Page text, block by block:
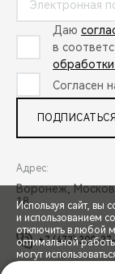
Даю
в
Согласен
Адрес:
Воронеж,
18
+7 (473) 300-
Используя сайт, вы
и использованием
отключить в любой
оптимальной
могут